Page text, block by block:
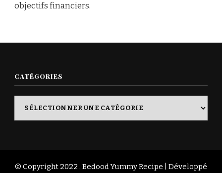
objectifs financiers.
CATÉGORIES
Catégories
© Copyright 2022 . BedoodYummy Recipe | Développé